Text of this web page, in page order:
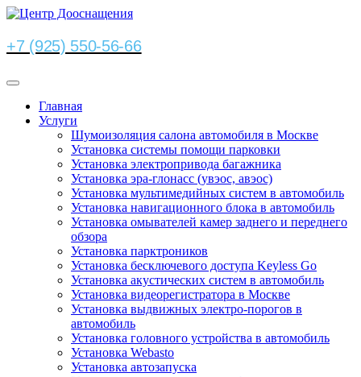
+7 (925) 550-56-66
Главная
Услуги
Шумоизоляция салона автомобиля в Москве
Установка системы помощи парковки
Установка электропривода багажника
Установка эра-глонасс (увэос, авэос)
Установка мультимедийных систем в автомобиль
Установка навигационного блока в автомобиль
Установка омывателей камер заднего и переднего
обзора
Установка парктроников
Установка бесключевого доступа Keyless Go
Установка акустических систем в автомобиль
Установка видеорегистратора в Москве
Установка выдвижных электро-порогов в
автомобиль
Установка головного устройства в автомобиль
Установка Webasto
Установка автозапуска